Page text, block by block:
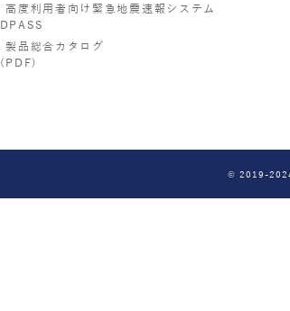
高度利用者向け緊急地震速報システム
DPASS
製品総合カタログ
(PDF)
© 2019-2024